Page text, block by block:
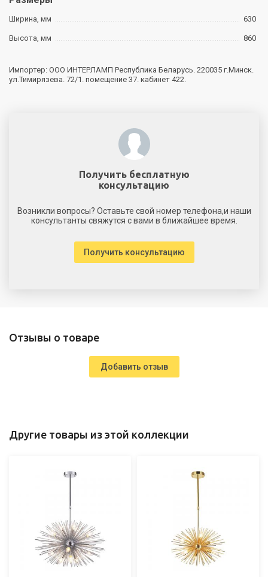
Ширина, мм 630
Высота, мм 860
Импортер: ООО ИНТЕРЛАМП Республика Беларусь. 220035 г.Минск.
ул.Тимирязева. 72/1. помещение 37. кабинет 422.
Получить бесплатную
консультацию
Возникли вопросы? Оставьте свой номер телефона,и наши
консультанты свяжутся с вами в ближайшее время.
Получить консультацию
Отзывы о товаре
Добавить отзыв
Другие товары из этой коллекции